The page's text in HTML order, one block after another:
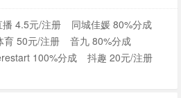
播 4.5元/注册
同城佳媛 80%分成
育 50元/注册
音九 80%分成
100%分成
抖趣 20元/注册